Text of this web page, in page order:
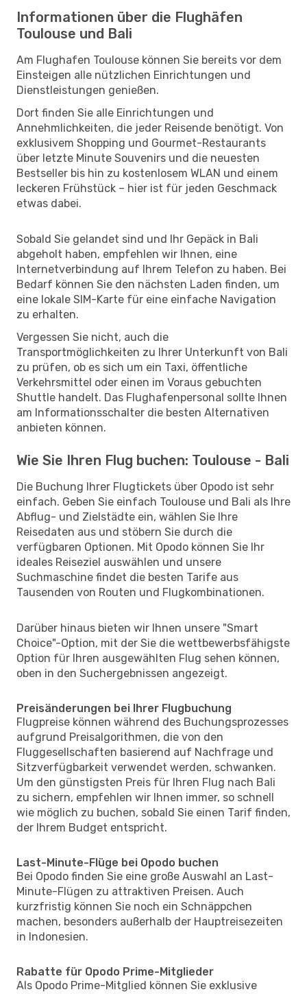
Informationen über die Flughäfen
Toulouse und Bali
Am Flughafen Toulouse können Sie bereits vor dem
Einsteigen alle nützlichen Einrichtungen und
Dienstleistungen genießen.
Dort finden Sie alle Einrichtungen und
Annehmlichkeiten, die jeder Reisende benötigt. Von
exklusivem Shopping und Gourmet-Restaurants
über letzte Minute Souvenirs und die neuesten
Bestseller bis hin zu kostenlosem WLAN und einem
leckeren Frühstück – hier ist für jeden Geschmack
etwas dabei.
Sobald Sie gelandet sind und Ihr Gepäck in Bali
abgeholt haben, empfehlen wir Ihnen, eine
Internetverbindung auf Ihrem Telefon zu haben. Bei
Bedarf können Sie den nächsten Laden finden, um
eine lokale SIM-Karte für eine einfache Navigation
zu erhalten.
Vergessen Sie nicht, auch die
Transportmöglichkeiten zu Ihrer Unterkunft von Bali
zu prüfen, ob es sich um ein Taxi, öffentliche
Verkehrsmittel oder einen im Voraus gebuchten
Shuttle handelt. Das Flughafenpersonal sollte Ihnen
am Informationsschalter die besten Alternativen
anbieten können.
Wie Sie Ihren Flug buchen: Toulouse - Bali
Die Buchung Ihrer Flugtickets über Opodo ist sehr
einfach. Geben Sie einfach Toulouse und Bali als Ihre
Abflug- und Zielstädte ein, wählen Sie Ihre
Reisedaten aus und stöbern Sie durch die
verfügbaren Optionen. Mit Opodo können Sie Ihr
ideales Reiseziel auswählen und unsere
Suchmaschine findet die besten Tarife aus
Tausenden von Routen und Flugkombinationen.
Darüber hinaus bieten wir Ihnen unsere "Smart
Choice"-Option, mit der Sie die wettbewerbsfähigste
Option für Ihren ausgewählten Flug sehen können,
oben in den Suchergebnissen angezeigt.
Preisänderungen bei Ihrer Flugbuchung
Flugpreise können während des Buchungsprozesses
aufgrund Preisalgorithmen, die von den
Fluggesellschaften basierend auf Nachfrage und
Sitzverfügbarkeit verwendet werden, schwanken.
Um den günstigsten Preis für Ihren Flug nach Bali
zu sichern, empfehlen wir Ihnen immer, so schnell
wie möglich zu buchen, sobald Sie einen Tarif finden,
der Ihrem Budget entspricht.
Last-Minute-Flüge bei Opodo buchen
Bei Opodo finden Sie eine große Auswahl an Last-
Minute-Flügen zu attraktiven Preisen. Auch
kurzfristig können Sie noch ein Schnäppchen
machen, besonders außerhalb der Hauptreisezeiten
in Indonesien.
Rabatte für Opodo Prime-Mitglieder
Als Opodo Prime-Mitglied können Sie exklusive